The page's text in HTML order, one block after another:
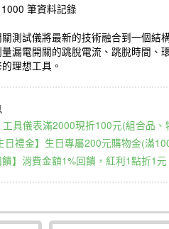
筆資料記錄
測試儀將最新的技術融合到一個結
漏電開關的跳脫電流、跳脫時間、
理想工具。
具儀表滿2000現折100元(組合品、
日禮金】生日專屬200元購物金(滿
饋】消費金額1%回饋，紅利1點折1元